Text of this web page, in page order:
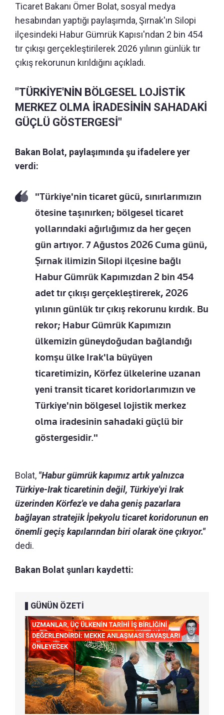
Ticaret Bakanı Ömer Bolat, sosyal medya
hesabından yaptığı paylaşımda, Şırnak'ın Silopi
ilçesindeki Habur Gümrük Kapısı'ndan 2 bin 454
tır çıkışı gerçekleştirilerek 2026 yılının günlük tır
çıkış rekorunun kırıldığını açıkladı.
"TÜRKİYE'NİN BÖLGESEL LOJİSTİK
MERKEZ OLMA İRADESİNİN SAHADAKİ
GÜÇLÜ GÖSTERGESİ"
Bakan Bolat, paylaşımında şu ifadelere yer
verdi:
"Türkiye'nin ticaret gücü, sınırlarımızın
ötesine taşınırken; bölgesel ticaret
yollarındaki ağırlığımız da her geçen
gün artıyor. 7 Ağustos 2026 Cuma günü,
Şırnak ilimizin Silopi ilçesine bağlı
Habur Gümrük Kapımızdan 2 bin 454
adet tır çıkışı gerçekleştirerek, 2026
yılının günlük tır çıkış rekorunu kırdık. Bu
rekor; Habur Gümrük Kapımızın
ülkemizin güneydoğudan bağlandığı
komşu ülke Irak'la büyüyen
ticaretimizin, Körfez ülkelerine uzanan
yeni transit ticaret koridorlarımızın ve
Türkiye'nin bölgesel lojistik merkez
olma iradesinin sahadaki güçlü bir
göstergesidir."
Bolat, "Habur gümrük kapımız artık yalnızca
Türkiye-Irak ticaretinin değil, Türkiye'yi Irak
üzerinden Körfez'e ve daha geniş pazarlara
bağlayan stratejik İpekyolu ticaret koridorunun en
önemli geçiş kapılarından biri olarak öne çıkıyor."
dedi.
Bakan Bolat şunları kaydetti:
GÜNÜN ÖZETİ